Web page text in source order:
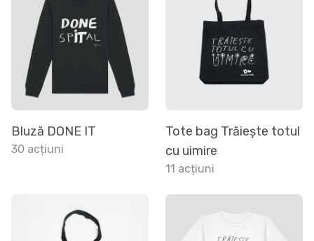
Bluză DONE IT
30 acțiuni
Tote bag Trăiește totul
cu uimire
11 acțiuni